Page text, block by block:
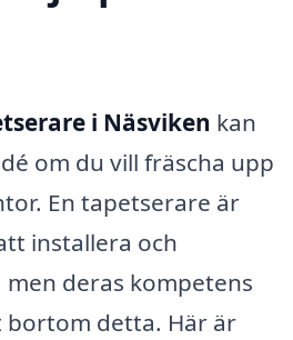
i Näsviken kan
om du vill fräscha upp
En tapetserare är
installera och
deras kompetens
bortom detta. Här är